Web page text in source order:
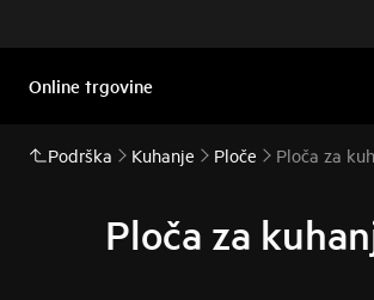
Online trgovine
Podrška Kuhanje Ploče Ploča za
Ploča za